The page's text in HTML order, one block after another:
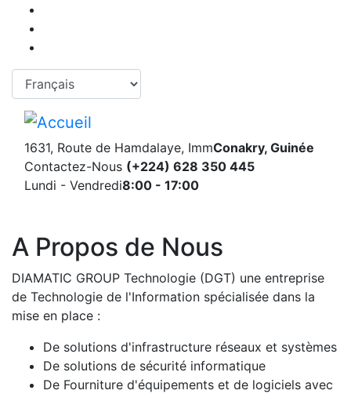
contenu
principal
Select your language
1631, Route de Hamdalaye, ImmConakry, Guinée
Contactez-Nous (+224) 628 350 445
Lundi - Vendredi8:00 - 17:00
A Propos de Nous
DIAMATIC GROUP Technologie (DGT) une entreprise
de Technologie de l'Information spécialisée dans la
mise en place :
De solutions d'infrastructure réseaux et systèmes
De solutions de sécurité informatique
De Fourniture d'équipements et de logiciels avec